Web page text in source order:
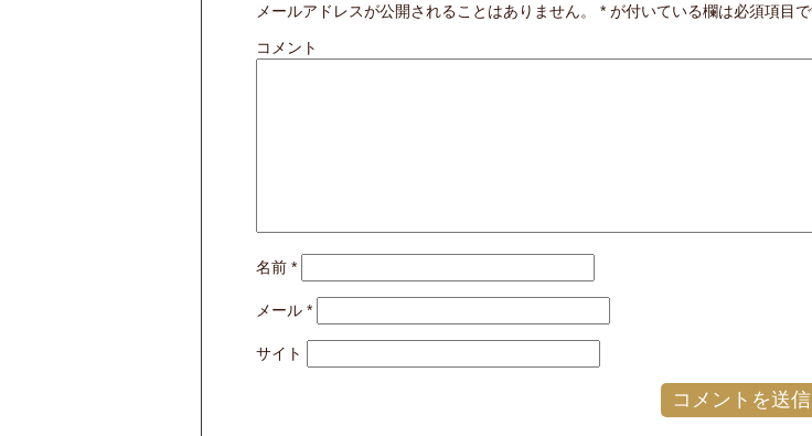
メールアドレスが公開されることはありません。 * が付いている欄は必須項目
コメント
名前 *
メール *
サイト